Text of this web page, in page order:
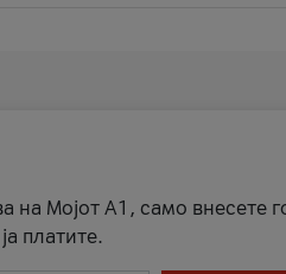
на Мојот А1, само внесете
платите.